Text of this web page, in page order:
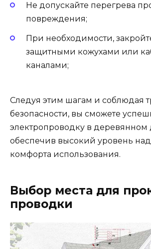
Не допускайте перегрева
повреждения;
При необходимости,
защитными кожухами или
каналами;
Следуя этим шагам и соблюдая
безопасности, вы сможете
электропроводку в деревянном
обеспечив высокий уровень
комфорта использования.
Выбор места для
проводки